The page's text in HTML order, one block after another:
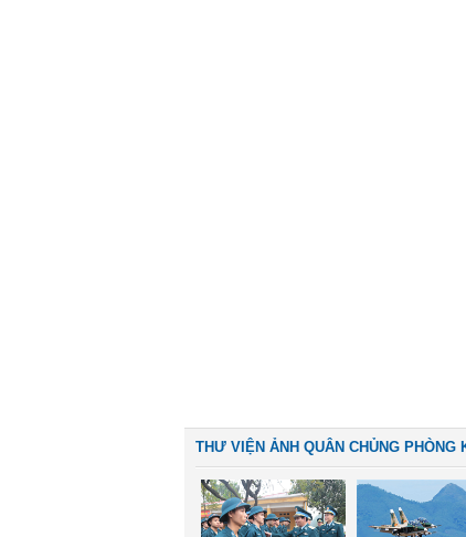
THƯ VIỆN ẢNH QUÂN CHỦNG PHÒNG